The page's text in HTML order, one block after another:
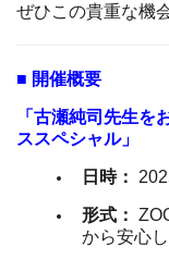
ぜひこの貴重な機
■ 開催概要
「古瀬純司先生
ススペシャル」
日時：
形式：
から安心